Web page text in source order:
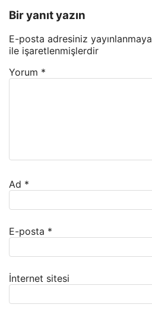
Bir yanıt yazın
E-posta adresiniz
ile işaretlenmişlerdir
Yorum *
Ad *
E-posta *
İnternet sitesi